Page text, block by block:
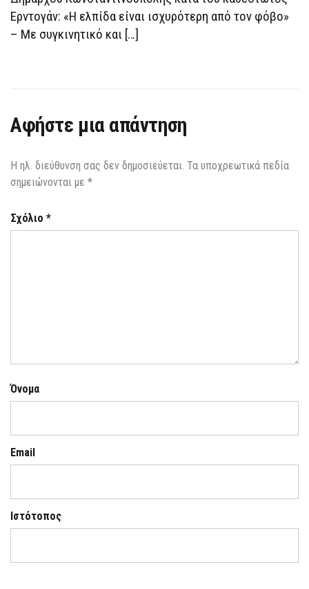
Ερντογάν: «Η ελπίδα είναι ισχυρότερη από τον φόβο»
– Με συγκινητικό και […]
Αφήστε μια απάντηση
Η ηλ. διεύθυνση σας δεν δημοσιεύεται. Τα υποχρεωτικά πεδία
σημειώνονται με *
Σχόλιο *
Όνομα
Email
Ιστότοπος